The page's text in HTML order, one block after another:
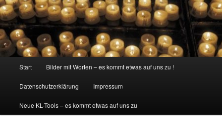
Start Bilder mit Worten – es kommt etwas auf uns zu !
Datenschutzerklärung Impressum
Neue KL-Tools – es kommt etwas auf uns zu